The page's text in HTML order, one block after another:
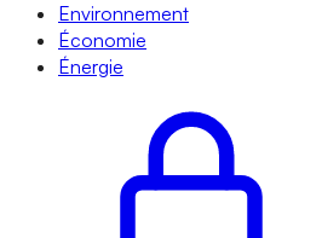
Environnement
Économie
Énergie